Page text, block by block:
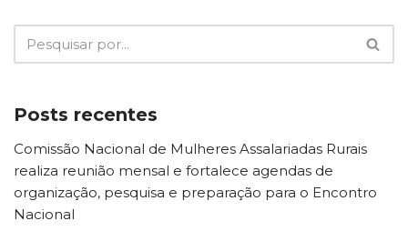
Posts recentes
Comissão Nacional de Mulheres Assalariadas Rurais
realiza reunião mensal e fortalece agendas de
organização, pesquisa e preparação para o Encontro
Nacional